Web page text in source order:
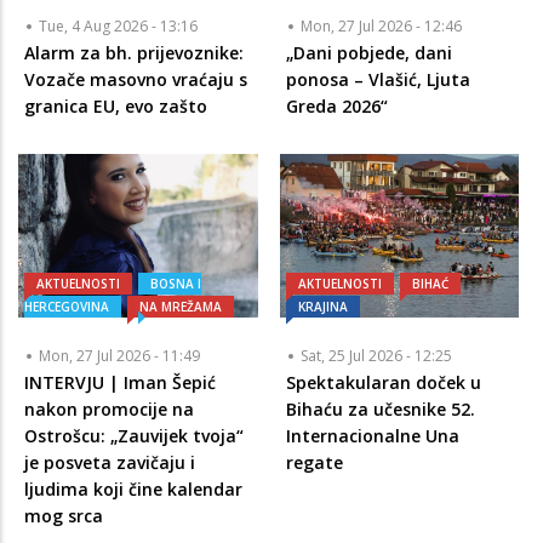
Tue, 4 Aug 2026 - 13:16
Alarm za bh. prijevoznike:
Vozače masovno vraćaju s
granica EU, evo zašto
Mon, 27 Jul 2026 - 12:46
„Dani pobjede, dani
ponosa – Vlašić, Ljuta
Greda 2026“
AKTUELNOSTI
BOSNA I
HERCEGOVINA
NA MREŽAMA
Mon, 27 Jul 2026 - 11:49
INTERVJU | Iman Šepić
nakon promocije na
Ostrošcu: „Zauvijek tvoja“
je posveta zavičaju i
ljudima koji čine kalendar
mog srca
AKTUELNOSTI
BIHAĆ
KRAJINA
Sat, 25 Jul 2026 - 12:25
Spektakularan doček u
Bihaću za učesnike 52.
Internacionalne Una
regate